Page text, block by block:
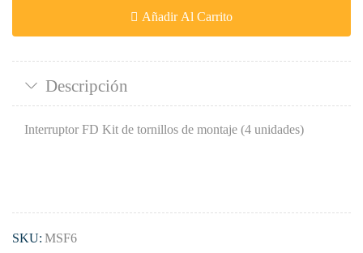
Añadir Al Carrito
Descripción
Interruptor FD Kit de tornillos de montaje (4 unidades)
SKU: MSF6